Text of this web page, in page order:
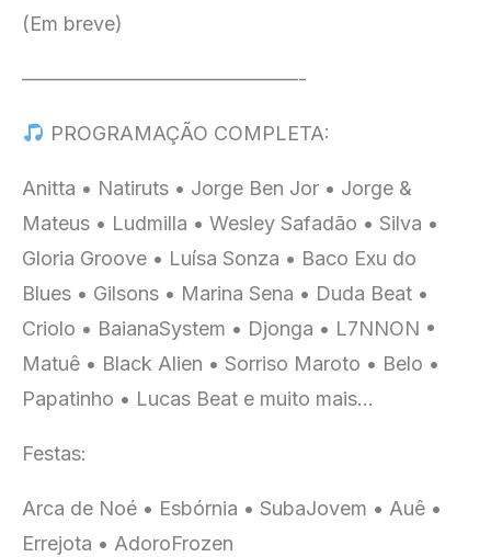
(Em breve)
——————————————-
PROGRAMAÇÃO COMPLETA:
Anitta • Natiruts • Jorge Ben Jor • Jorge &
Mateus • Ludmilla • Wesley Safadão • Silva •
Gloria Groove • Luísa Sonza • Baco Exu do
Blues • Gilsons • Marina Sena • Duda Beat •
Criolo • BaianaSystem • Djonga • L7NNON •
Matuê • Black Alien • Sorriso Maroto • Belo •
Papatinho • Lucas Beat e muito mais…
Festas:
Arca de Noé • Esbórnia • SubaJovem • Auê •
Errejota • AdoroFrozen